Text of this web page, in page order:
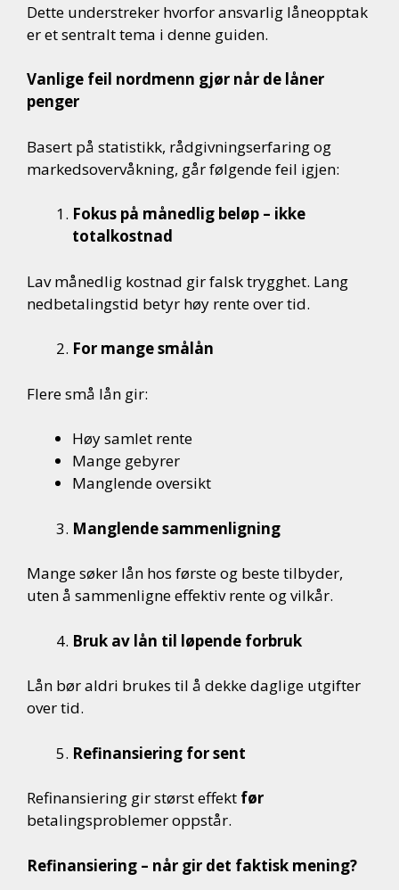
Dette understreker hvorfor ansvarlig låneopptak
er et sentralt tema i denne guiden.
Vanlige feil nordmenn gjør når de låner
penger
Basert på statistikk, rådgivningserfaring og
markedsovervåkning, går følgende feil igjen:
Fokus på månedlig beløp – ikke
totalkostnad
Lav månedlig kostnad gir falsk trygghet. Lang
nedbetalingstid betyr høy rente over tid.
For mange smålån
Flere små lån gir:
Høy samlet rente
Mange gebyrer
Manglende oversikt
Manglende sammenligning
Mange søker lån hos første og beste tilbyder,
uten å sammenligne effektiv rente og vilkår.
Bruk av lån til løpende forbruk
Lån bør aldri brukes til å dekke daglige utgifter
over tid.
Refinansiering for sent
Refinansiering gir størst effekt før
betalingsproblemer oppstår.
Refinansiering – når gir det faktisk mening?